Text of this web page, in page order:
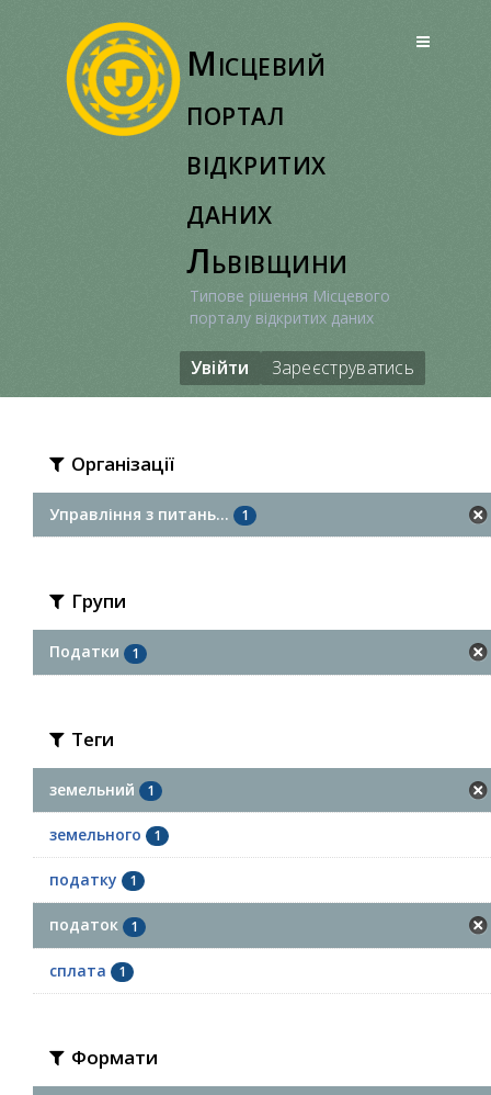
Місцевий
портал
відкритих
даних
Львівщини
Типове рішення Місцевого
порталу відкритих даних
Увійти Зареєструватись
Організації
Управління з питань... 1
Групи
Податки 1
Теги
земельний 1
земельного 1
податку 1
податок 1
сплата 1
Формати